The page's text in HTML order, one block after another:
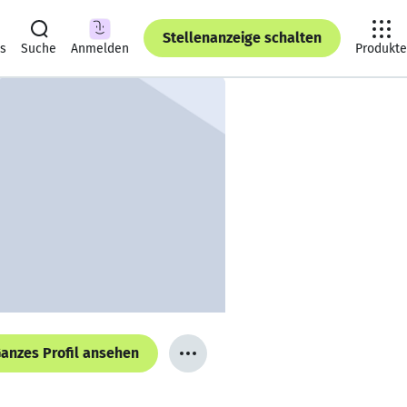
Suche Anmelden
Stellenanzeige schalten
Produkte
Profil ansehen